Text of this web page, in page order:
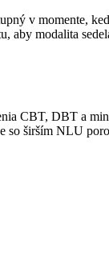
v momente,
aby modalita
CBT, DBT a
širším NLU